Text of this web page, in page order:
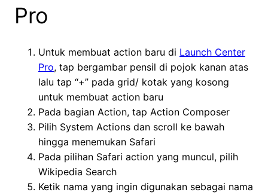
Pro
Untuk membuat action baru di Launch Center
Pro, tap bergambar pensil di pojok kanan atas
lalu tap “+” pada grid/ kotak yang kosong
untuk membuat action baru
Pada bagian Action, tap Action Composer
Pilih System Actions dan scroll ke bawah
hingga menemukan Safari
Pada pilihan Safari action yang muncul, pilih
Wikipedia Search
Ketik nama yang ingin digunakan sebagai nama